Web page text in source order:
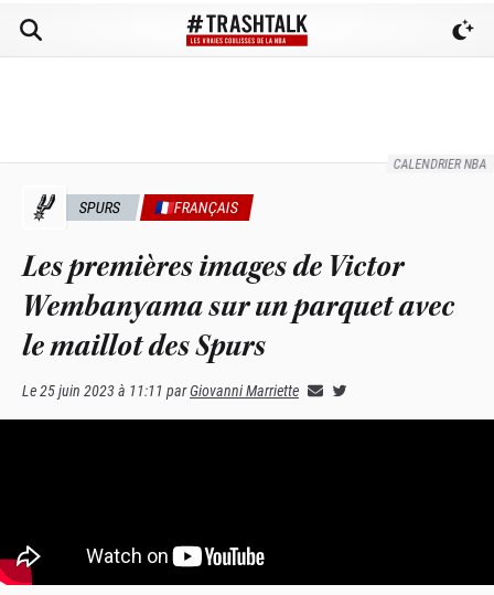
CALENDRIER NBA
SPURS 🇫🇷FRANÇAIS
Les premières images de Victor
Wembanyama sur un parquet avec
le maillot des Spurs
Le25 juin 2023 à 11:11 parGiovanni Marriette